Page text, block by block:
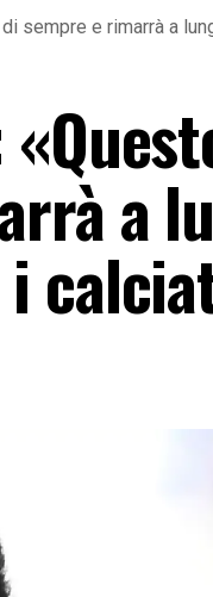
sempre e rimarrà a
a
i